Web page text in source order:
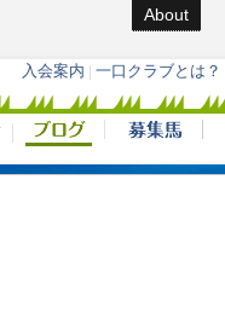
About